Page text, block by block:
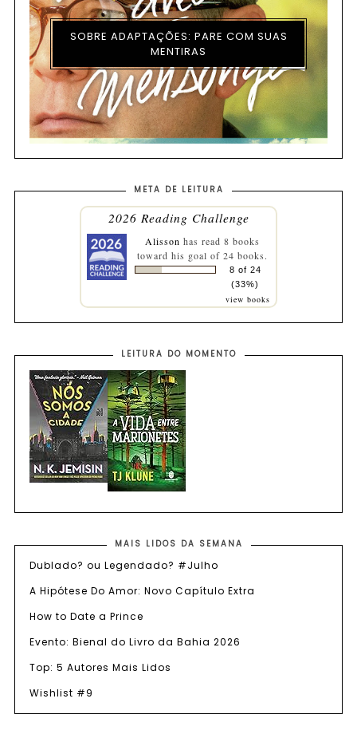
SOBRE ADAPTAÇÕES: PARE COM SUAS
MENTIRAS
META DE LEITURA
2026 Reading Challenge
Alisson has read 8 books
toward his goal of 24 books.
8 of 24
(33%)
view books
LEITURA DO MOMENTO
MAIS LIDOS DA SEMANA
Dublado? ou Legendado? #Julho
A Hipótese Do Amor: Novo Capítulo Extra
How to Date a Prince
Evento: Bienal do Livro da Bahia 2026
Top: 5 Autores Mais Lidos
Wishlist #9